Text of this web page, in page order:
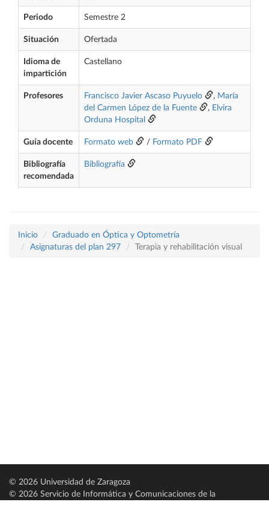
Periodo Semestre 2
Situación Ofertada
Idioma de
impartición
Castellano
Profesores Francisco Javier Ascaso Puyuelo , María
del Carmen López de la Fuente
, Elvira
Orduna Hospital
Guía docente Formato web / Formato PDF
Bibliografía
recomendada
Bibliografía
Inicio
Graduado en Óptica y Optometría
Asignaturas del plan 297
Terapia y rehabilitación visual
© 2026 Universidad de Zaragoza
© 2026 Servicio de Informática y Comunicaciones de la